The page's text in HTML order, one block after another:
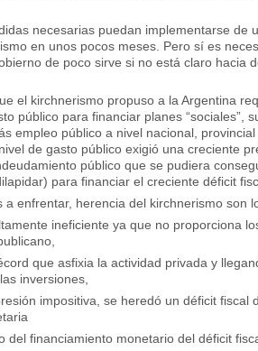
necesarias puedan implementarse de
en unos pocos meses. Pero sí es
de poco sirve si no está claro hacia
el kirchnerismo propuso a la Argentina
público para financiar planes “sociales”,
empleo público a nivel nacional, provincial
de gasto público exigió una creciente
público que se pudiera
para financiar el creciente déficit
enfrentar, herencia del kirchnerismo son
ineficiente ya que no proporciona
que asfixia la actividad privada y
inversiones,
impositiva, se heredó un déficit fiscal
financiamiento monetario del déficit